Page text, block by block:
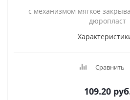
с механизмом мягкое
дюропласт
Сравнить
109.20